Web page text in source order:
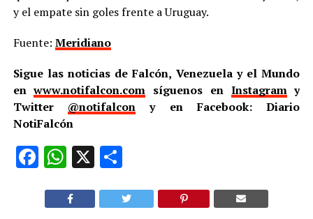
y el empate sin goles frente a Uruguay.
Fuente: Meridiano
Sigue las noticias de Falcón, Venezuela y el Mundo
enwww.notifalcon.com síguenos en Instagramy
Twitter @notifalcon y en Facebook: Diario
NotiFalcón
Facebook
WhatsApp
X Compartir